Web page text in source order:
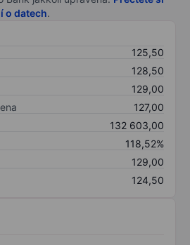
o datech.
125,50
128,50
129,00
127,00
132 603,00
118,52%
129,00
124,50